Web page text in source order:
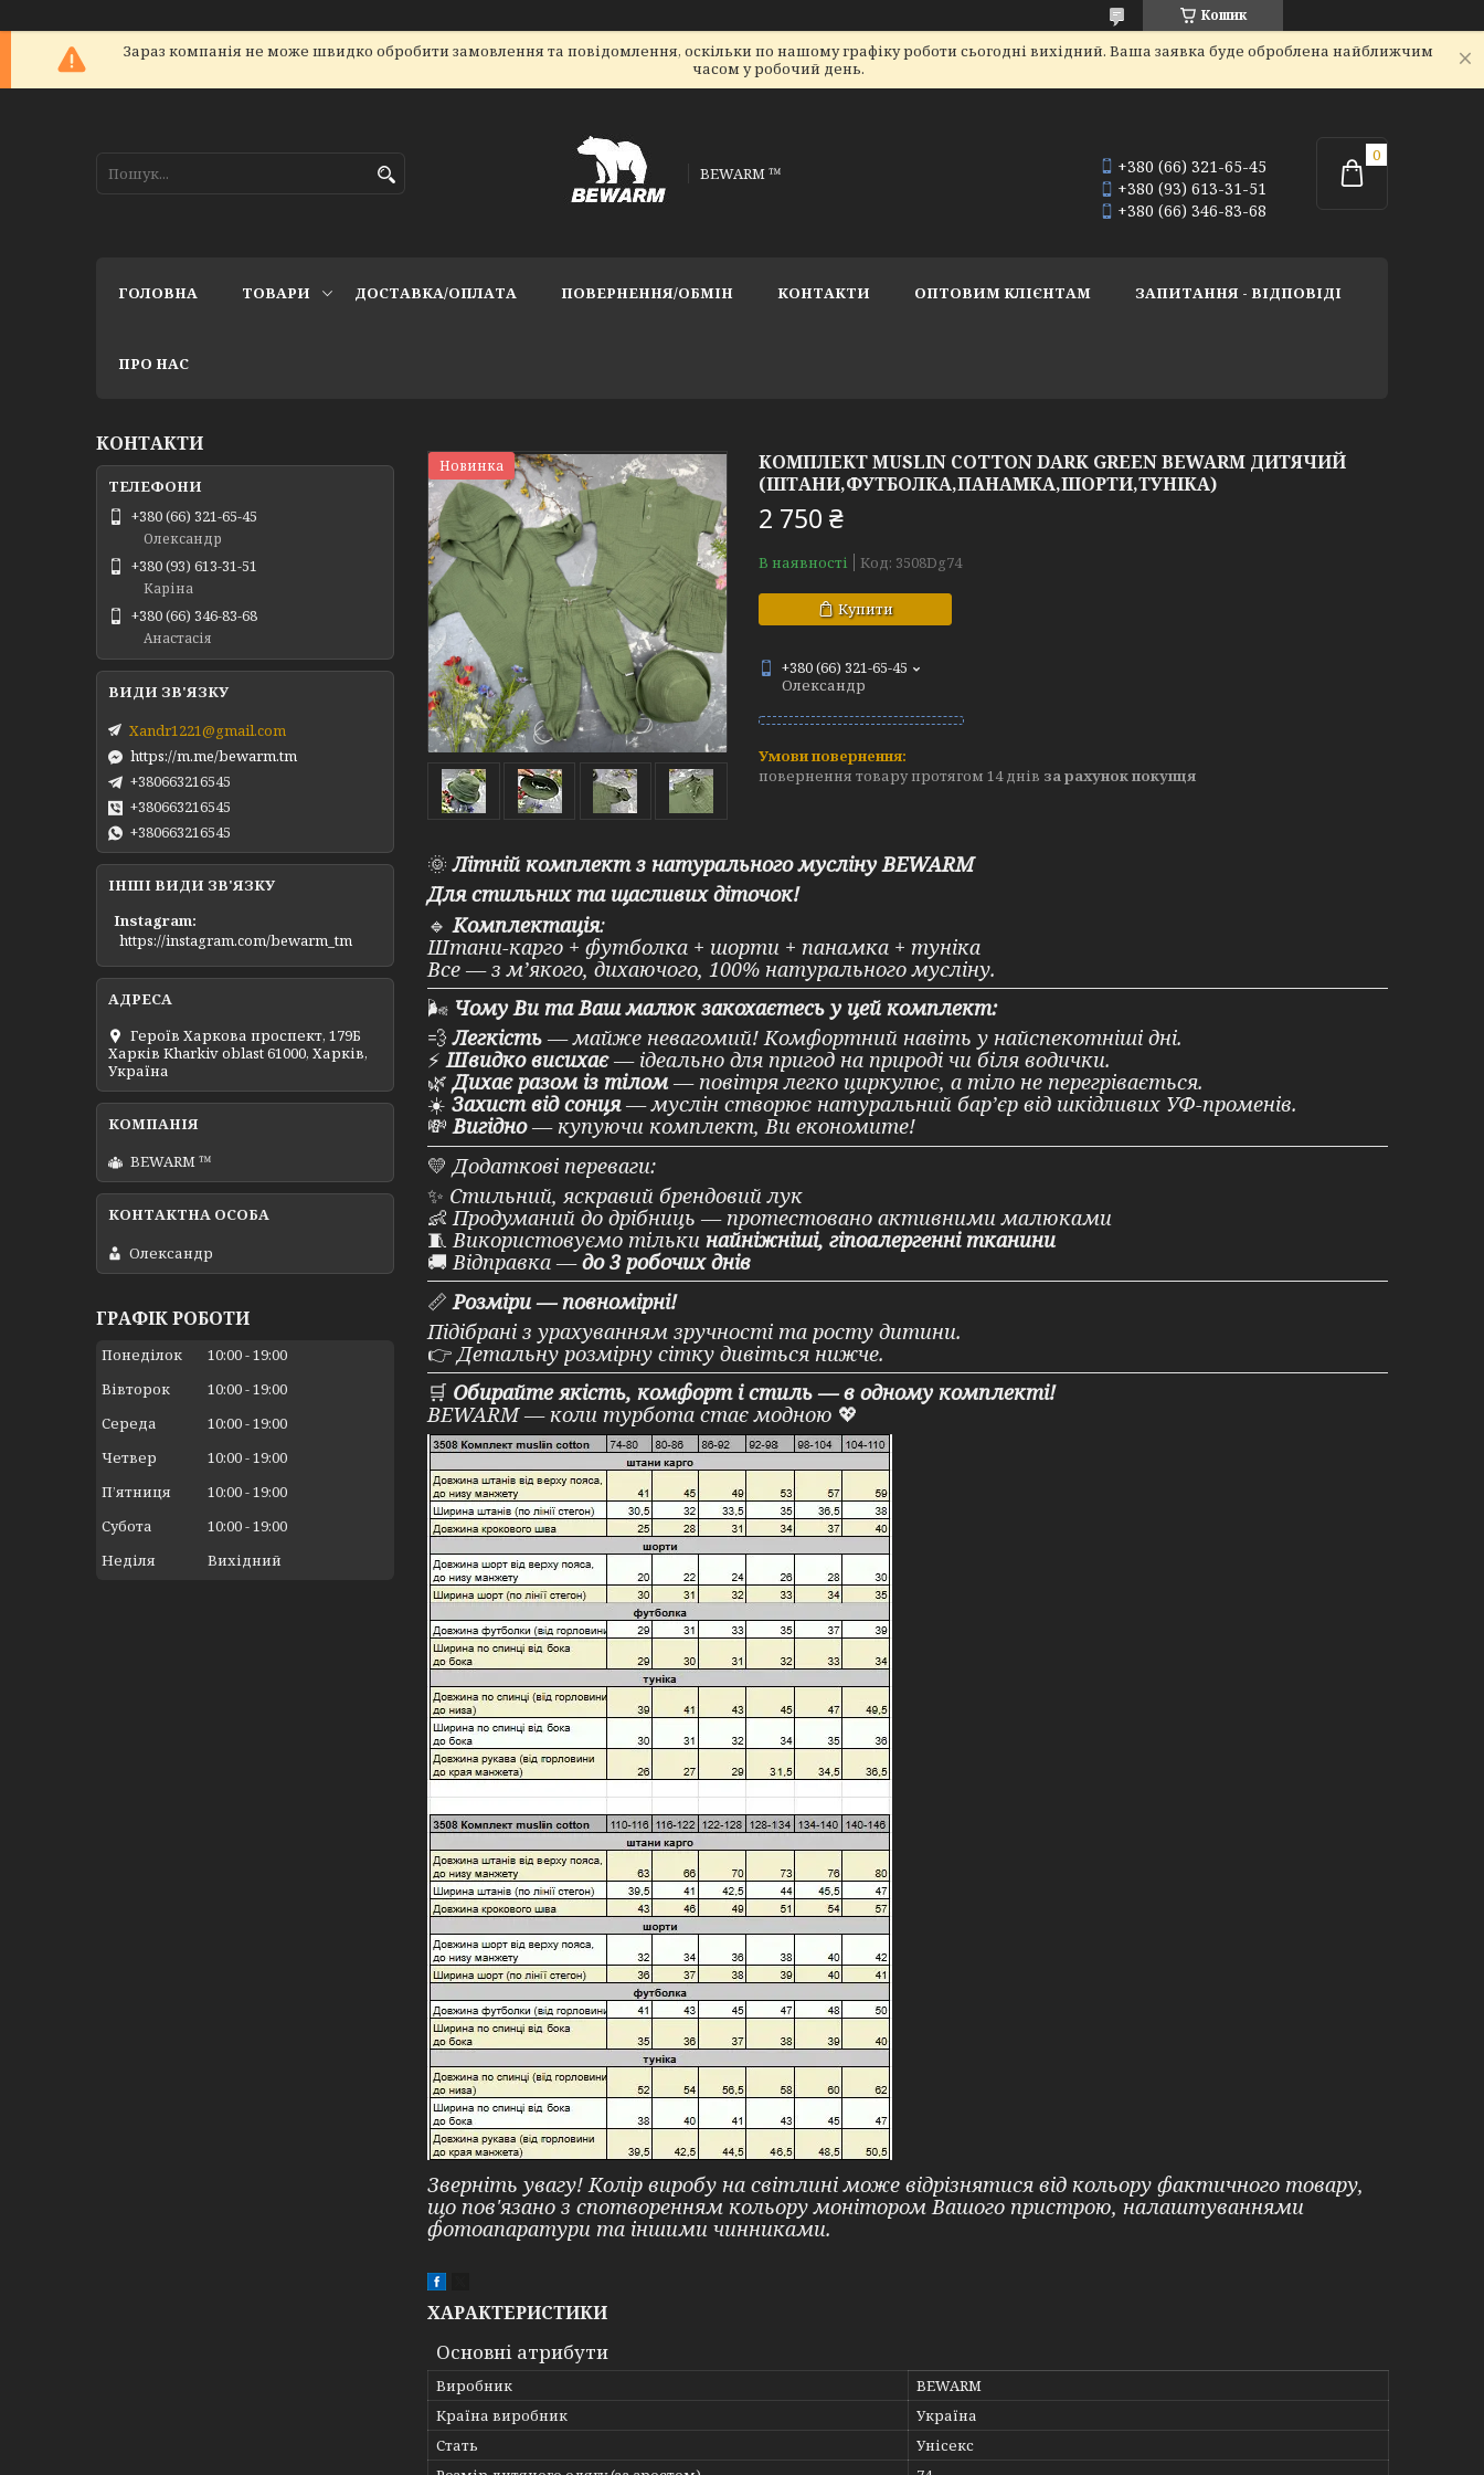
Кошик
Зараз компанія не може швидко обробити замовлення та повідомлення, оскільки по нашому графіку роботи сьогодні вихідний. Ваша заявка буде оброблена найближчим
часом у робочий день.
BEWARM ™
+380 (66) 321-65-45
+380 (93) 613-31-51
+380 (66) 346-83-68
ГОЛОВНА ТОВАРИ ДОСТАВКА/ОПЛАТА ПОВЕРНЕННЯ/ОБМІН КОНТАКТИ ОПТОВИМ КЛІЄНТАМ ЗАПИТАННЯ - ВІДПОВІДІ
ПРО НАС
Новинка
КОМПЛЕКТ MUSLIN COTTON DARK GREEN BEWARM ДИТЯЧИЙ
(ШТАНИ,ФУТБОЛКА,ПАНАМКА,ШОРТИ,ТУНІКА)
2 750 ₴
В наявності Код: 3508Dg74
Купити
+380 (66) 321-65-45
Олександр
повернення товару протягом 14 днів за рахунок покупця
🌞 Літній комплект з натурального мусліну BEWARM
Для стильних та щасливих діточок!
🔹 Комплектація:
Штани-карго + футболка + шорти + панамка + туніка
Все — з м’якого, дихаючого, 100% натурального мусліну.
🌬️ Чому Ви та Ваш малюк закохаєтесь у цей комплект:
💨 Легкість — майже невагомий! Комфортний навіть у найспекотніші дні.
⚡ Швидко висихає— ідеально для пригод на природі чи біля водички.
🌿 Дихає разом із тілом— повітря легко циркулює, а тіло не перегрівається.
☀️ Захист від сонця— муслін створює натуральний бар’єр від шкідливих УФ-променів.
💸Вигідно— купуючи комплект, Ви економите!
💛 Додаткові переваги:
✨ Стильний, яскравий брендовий лук
👶 Продуманий до дрібниць — протестовано активними малюками
🧵 Використовуємо тільки найніжніші, гіпоалергенні тканини
🚚 Відправка —до 3 робочих днів
📏 Розміри — повномірні!
Підібрані з урахуванням зручності та росту дитини.
👉Детальну розмірну сітку дивіться нижче.
🛒 Обирайте якість, комфорт і стиль — в одному комплекті!
BEWARM — коли турбота стає модною 💖
Зверніть увагу! Колір виробу на світлині може відрізнятися від кольору фактичного товару,
що пов'язано з спотворенням кольору монітором Вашого пристрою, налаштуваннями
фотоапаратури та іншими чинниками.
ХАРАКТЕРИСТИКИ
Основні атрибути
Виробник
BEWARM
Країна виробник
Україна
Стать
Унісекс
КОНТАКТИ
+380 (66) 321-65-45
Олександр
+380 (93) 613-31-51
Каріна
+380 (66) 346-83-68
Анастасія
Xandr1221@gmail.com
https://m.me/bewarm.tm
+380663216545
+380663216545
+380663216545
ІНШІ ВИДИ ЗВ'ЯЗКУ
Instagram
https://instagram.com/bewarm_tm
Героїв Харкова проспект, 179Б
Харків Kharkiv oblast 61000, Харків,
Україна
BEWARM ™
Олександр
ГРАФІК РОБОТИ
Понеділок 10:00 19:00
Вівторок
10:00 19:00
Середа
10:00 19:00
Четвер
10:00 19:00
Пʼятниця
10:00 19:00
Субота
10:00 19:00
Неділя
Вихідний